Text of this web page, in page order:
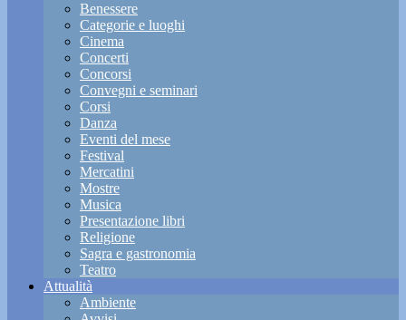
Benessere
Categorie e luoghi
Cinema
Concerti
Concorsi
Convegni e seminari
Corsi
Danza
Eventi del mese
Festival
Mercatini
Mostre
Musica
Presentazione libri
Religione
Sagra e gastronomia
Teatro
Attualità
Ambiente